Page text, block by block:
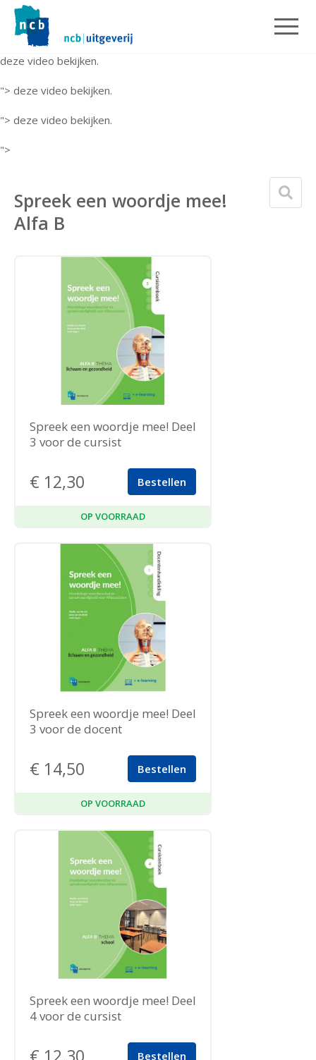
deze video bekijken.
"> deze video bekijken.
"> deze video bekijken.
">
Spreek een woordje mee!
Alfa B
Spreek een woordje mee! Deel
3 voor de cursist
€ 12,30 Bestellen
OP VOORRAAD
Spreek een woordje mee! Deel
3 voor de docent
€ 14,50 Bestellen
OP VOORRAAD
Spreek een woordje mee! Deel
4 voor de cursist
Bestellen